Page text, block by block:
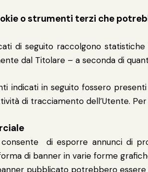
o strumenti terzi che
di seguito raccolgono
dal Titolare – a seconda di
indicati in seguito fossero
di tracciamento dell’Utente.
di esporre annunci di
di banner in varie forme
pubblicato potrebbero